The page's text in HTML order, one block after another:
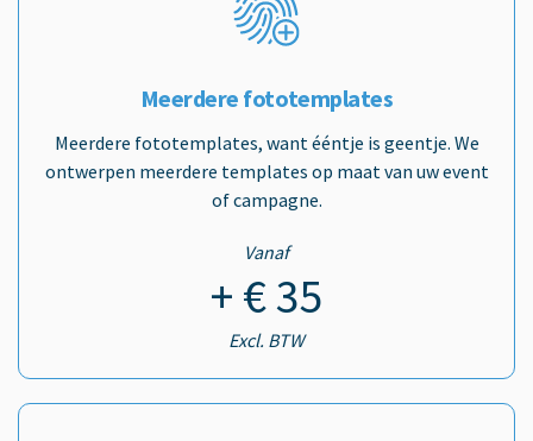
Meerdere fototemplates
Meerdere fototemplates, want ééntje is geentje. We
ontwerpen meerdere templates op maat van uw event
of campagne.
Vanaf
+ € 35
Excl. BTW